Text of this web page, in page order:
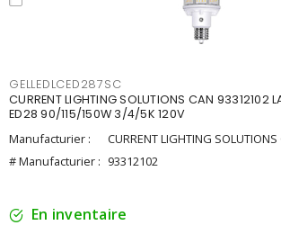
GELLEDLCED287SC
CURRENT LIGHTING SOLUTIONS CAN 93312102
ED28 90/115/150W 3/4/5K 120V
Manufacturier :
CURRENT LIGHTING SOLUTIONS
# Manufacturier : 93312102
En inventaire